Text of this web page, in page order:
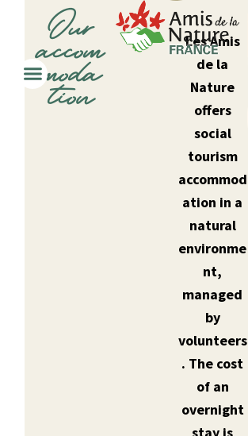
Our
accom
moda
tion
Les Amis
de la
Nature
offers
social
tourism
accommod
ation in a
natural
environme
nt,
managed
by
volunteers
. The cost
of an
overnight
stay is